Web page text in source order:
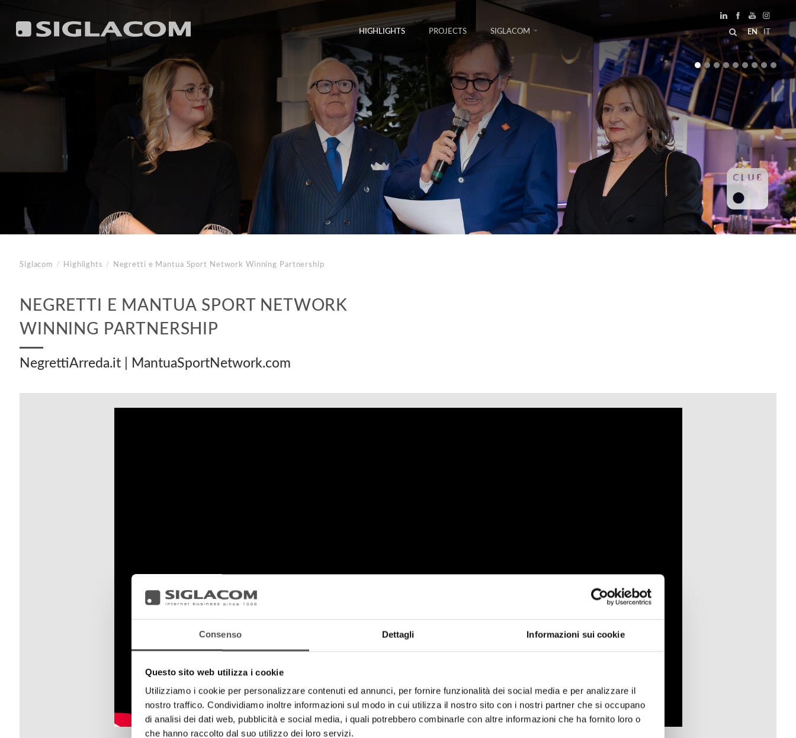
Consenso Dettagli Informazioni sui cookie
Questo sito web utilizza i cookie
Utilizziamo i cookie per personalizzare contenuti ed annunci, per fornire funzionalità dei social media e per analizzare il
nostro traffico. Condividiamo inoltre informazioni sul modo in cui utilizza il nostro sito con i nostri partner che si occupano
di analisi dei dati web, pubblicità e social media, i quali potrebbero combinarle con altre informazioni che ha fornito loro o
che hanno raccolto dal suo utilizzo dei loro servizi.
EN IT
HIGHLIGHTS PROJECTS SIGLACOM
Siglacom / Highlights / Negretti e Mantua Sport Network Winning Partnership
NEGRETTI E MANTUA SPORT NETWORK
WINNING PARTNERSHIP
NegrettiArreda.it | MantuaSportNetwork.com